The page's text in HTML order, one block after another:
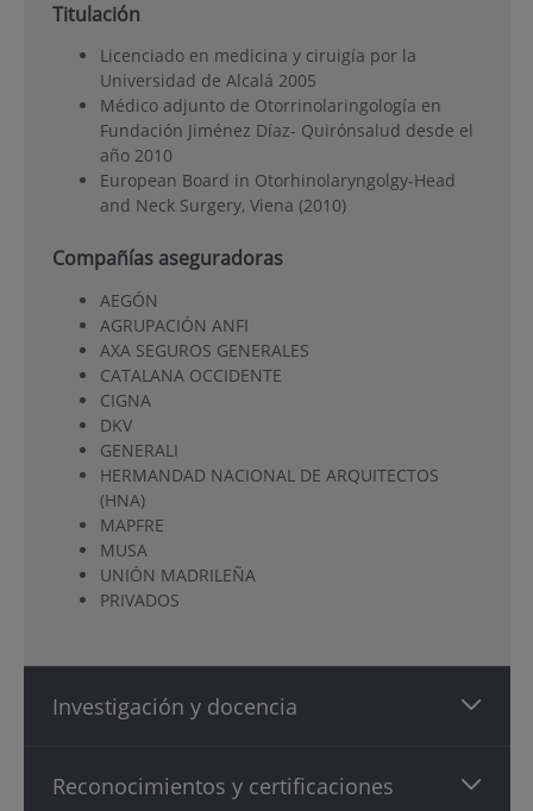
Titulación
Licenciado en medicina y ciruigía por la
Universidad de Alcalá 2005
Médico adjunto de Otorrinolaringología en
Fundación Jiménez Díaz- Quirónsalud desde el
año 2010
European Board in Otorhinolaryngolgy-Head
and Neck Surgery, Viena (2010)
Compañías aseguradoras
AEGÓN
AGRUPACIÓN ANFI
AXA SEGUROS GENERALES
CATALANA OCCIDENTE
CIGNA
DKV
GENERALI
HERMANDAD NACIONAL DE ARQUITECTOS
(HNA)
MAPFRE
MUSA
UNIÓN MADRILEÑA
PRIVADOS
Investigación y docencia
Reconocimientos y certificaciones